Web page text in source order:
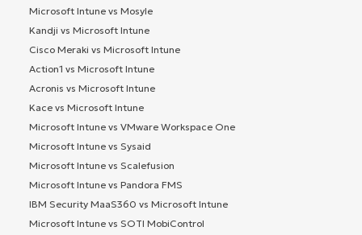
Microsoft Intune vs Mosyle
Kandji vs Microsoft Intune
Cisco Meraki vs Microsoft Intune
Action1 vs Microsoft Intune
Acronis vs Microsoft Intune
Kace vs Microsoft Intune
Microsoft Intune vs VMware Workspace One
Microsoft Intune vs Sysaid
Microsoft Intune vs Scalefusion
Microsoft Intune vs Pandora FMS
IBM Security MaaS360 vs Microsoft Intune
Microsoft Intune vs SOTI MobiControl